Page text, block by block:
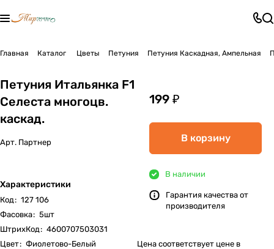
Главная Каталог Цветы Петуния Петуния Каскадная, Ампельная
Петуния Итальянка F1
Селеста многоцв.
каскад.
Арт. Партнер
Характеристики
Код: 127 106
Фасовка: 5шт
ШтрихКод: 4600707503031
Цвет: Фиолетово-Белый
199 ₽
В корзину
В наличии
Гарантия качества от
производителя
Цена соответствует цене в